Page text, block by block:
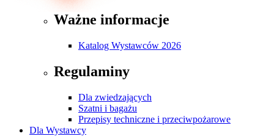
Ważne informacje
Katalog Wystawców 2026
Regulaminy
Dla zwiedzających
Szatni i bagażu
Przepisy techniczne i przeciwpożarowe
Dla Wystawcy